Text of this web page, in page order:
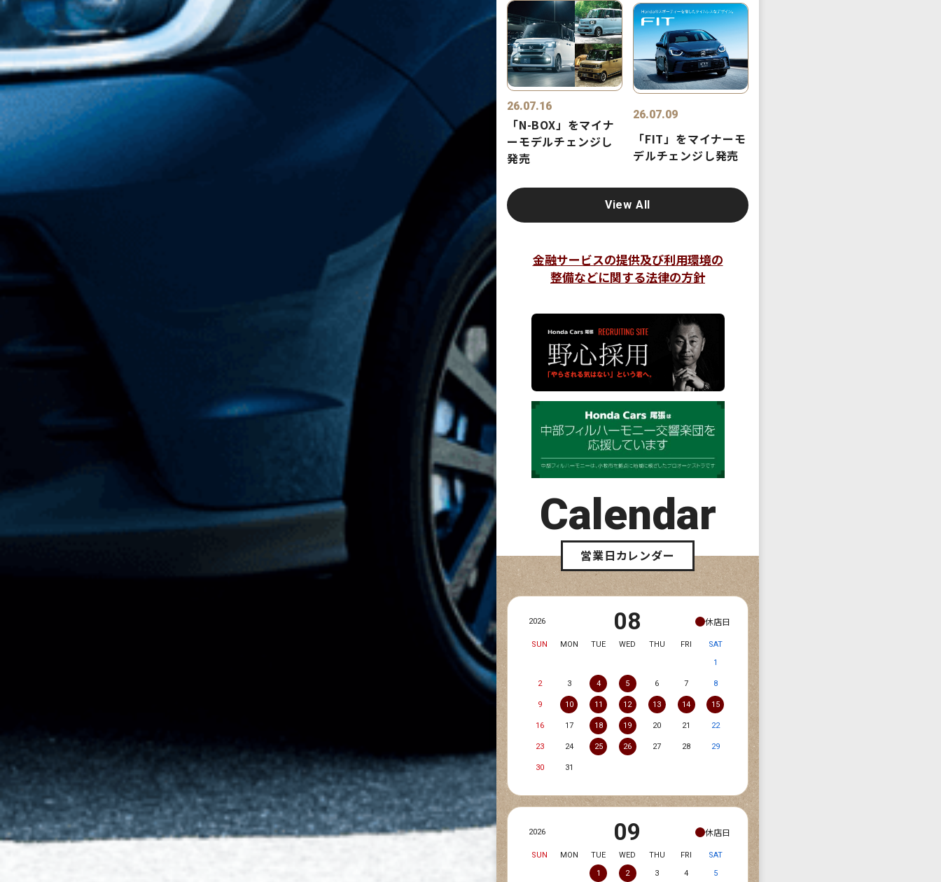
26.07.16
「N-BOX」をマイナ
ーモデルチェンジし
発売
26.07.09
「FIT」をマイナーモ
デルチェンジし発売
View All
金融サービスの提供及び利用環境の
整備などに関する法律の方針
Calendar
営業日カレンダー
2026 08 休店日
SUN MON TUE WED THU FRI
SAT
1
2 3 4 5 6 7 8
9 10 11 12 13 14 15
16 17 18 19 20 21 22
23 24 25 26 27 28 29
30 31
2026 09 休店日
SUN MON TUE WED THU FRI
SAT
1
2 3 4 5